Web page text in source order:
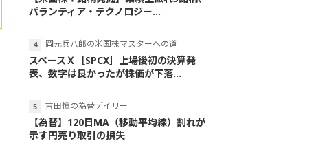
パランティア・テクノロジー...
岡元兵八郎の米国株マスターへの道
スペースＸ［SPCX］上場後初の決算発
表、数字は良かったが株価が下落...
吉田恒の為替デイリー
【為替】120日MA（移動平均線）割れが
示す円売り取引の損失